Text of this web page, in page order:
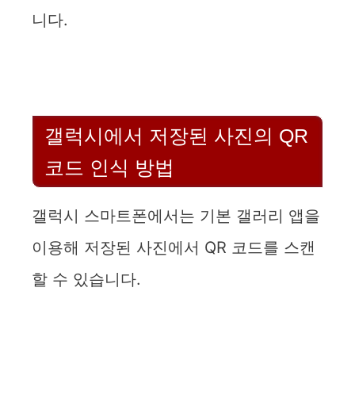
니다.
갤럭시에서 저장된 사진의 QR
코드 인식 방법
갤럭시 스마트폰에서는 기본 갤러리 앱을
이용해 저장된 사진에서 QR 코드를 스캔
할 수 있습니다.